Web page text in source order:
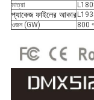
মাত্রা
প্যাকেজ ফাইলের আকার
ওজন (GW)
800